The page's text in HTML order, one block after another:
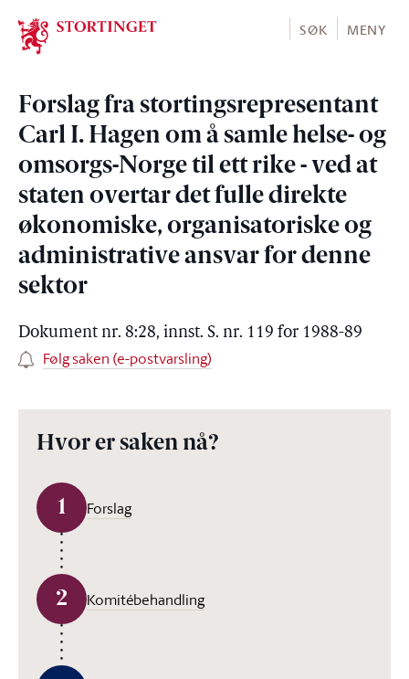
Stortinget.no
SØK MENY
Forslag fra stortingsrepresentant
Carl I. Hagen om å samle helse- og
omsorgs-Norge til ett rike - ved at
staten overtar det fulle direkte
økonomiske, organisatoriske og
administrative ansvar for denne
sektor
Dokument nr. 8:28, innst. S. nr. 119 for 1988-89
Følg saken (e-postvarsling)
Hvor er saken nå?
1 Forslag
2 Komitébehandling